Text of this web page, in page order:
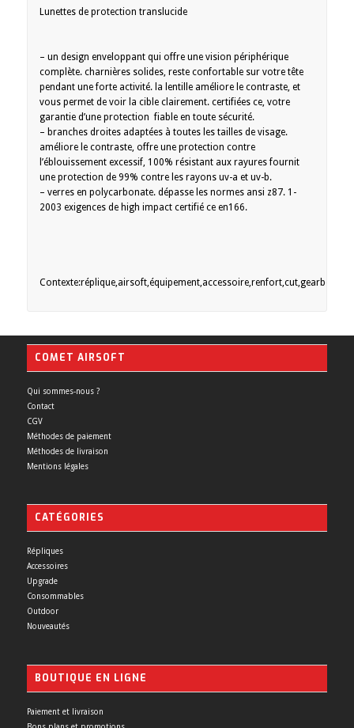
Lunettes de protection translucide
– un design enveloppant qui offre une vision périphérique
complète. charnières solides, reste confortable sur votre tête
pendant une forte activité. la lentille améliore le contraste, et
vous permet de voir la cible clairement. certifiées ce, votre
garantie d’une protection fiable en toute sécurité.
– branches droites adaptées à toutes les tailles de visage.
améliore le contraste, offre une protection contre
l’éblouissement excessif, 100% résistant aux rayures fournit
une protection de 99% contre les rayons uv-a et uv-b.
– verres en polycarbonate. dépasse les normes ansi z87. 1-
2003 exigences de high impact certifié ce en166.
Contexte:réplique,airsoft,équipement,accessoire,renfort,cut,gearbox.
COMET AIRSOFT
Qui sommes-nous ?
Contact
CGV
Méthodes de paiement
Méthodes de livraison
Mentions légales
CATÉGORIES
Répliques
Accessoires
Upgrade
Consommables
Outdoor
Nouveautés
BOUTIQUE EN LIGNE
Paiement et livraison